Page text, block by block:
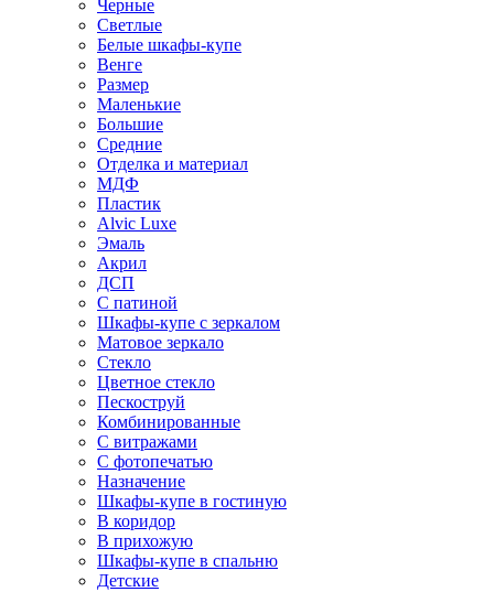
Черные
Светлые
Белые шкафы-купе
Венге
Размер
Маленькие
Большие
Средние
Отделка и материал
МДФ
Пластик
Alvic Luxe
Эмаль
Акрил
ДСП
С патиной
Шкафы-купе с зеркалом
Матовое зеркало
Стекло
Цветное стекло
Пескоструй
Комбинированные
С витражами
С фотопечатью
Назначение
Шкафы-купе в гостиную
В коридор
В прихожую
Шкафы-купе в спальню
Детские